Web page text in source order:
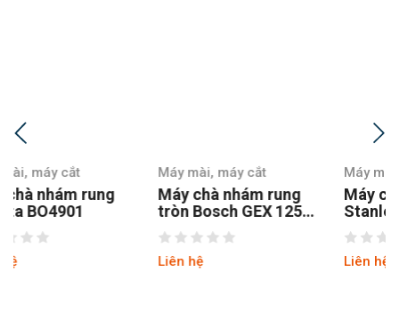
Máy mài, máy cắt
Máy chà nhám rung
tròn Bosch GEX 125-1
AE
Máy mài, máy cắt
Máy chà nhám
Stanley SSS310-B1